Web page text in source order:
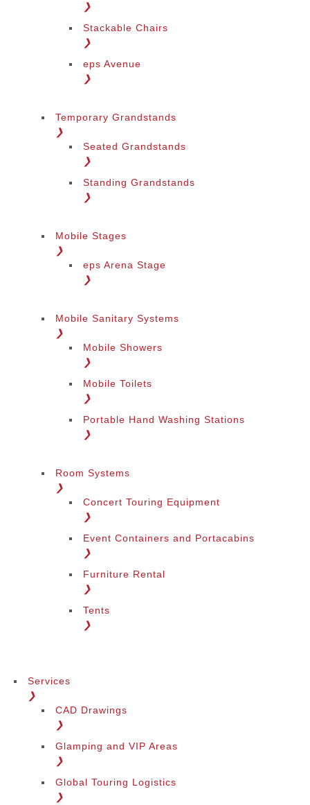
❯
Stackable Chairs
❯
eps Avenue
❯
Temporary Grandstands
❯
Seated Grandstands
❯
Standing Grandstands
❯
Mobile Stages
❯
eps Arena Stage
❯
Mobile Sanitary Systems
❯
Mobile Showers
❯
Mobile Toilets
❯
Portable Hand Washing Stations
❯
Room Systems
❯
Concert Touring Equipment
❯
Event Containers and Portacabins
❯
Furniture Rental
❯
Tents
❯
Services
❯
CAD Drawings
❯
Glamping and VIP Areas
❯
Global Touring Logistics
❯